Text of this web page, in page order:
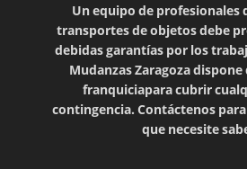
Un equipo de profesionales
transportes de objetos debe
debidasgarantías por los
Mudanzas Zaragoza
franquiciapara cubrir
contingencia.Contáctenos
que necesite